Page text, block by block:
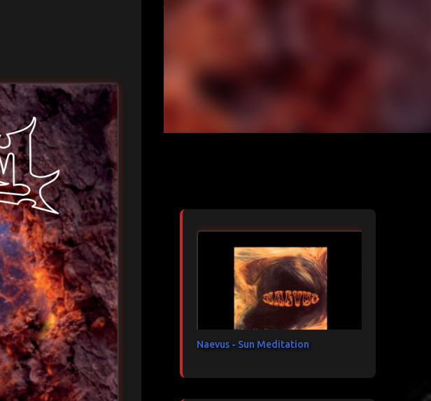
Naevus - Sun Meditation